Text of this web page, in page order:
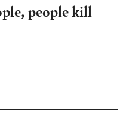
people kill